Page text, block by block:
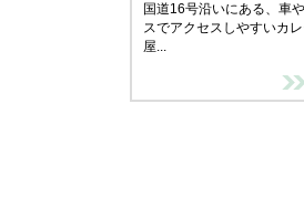
本格的なカレーや
国道16号沿いにある、車
スでアクセスしやすいカ
屋...